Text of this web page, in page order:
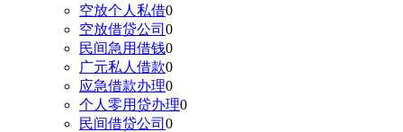
空放个人私借0
空放借贷公司 0
民间急用借钱0
广元私人借款0
应急借款办理0
个人零用贷办理0
民间借贷公司 0